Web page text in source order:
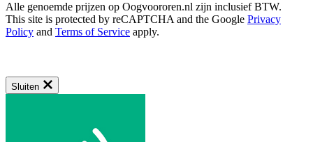
Alle genoemde prijzen op Oogvoororen.nl zijn inclusief BTW.
This site is protected by reCAPTCHA and the Google Privacy
Policy and Terms of Service apply.
Sluiten